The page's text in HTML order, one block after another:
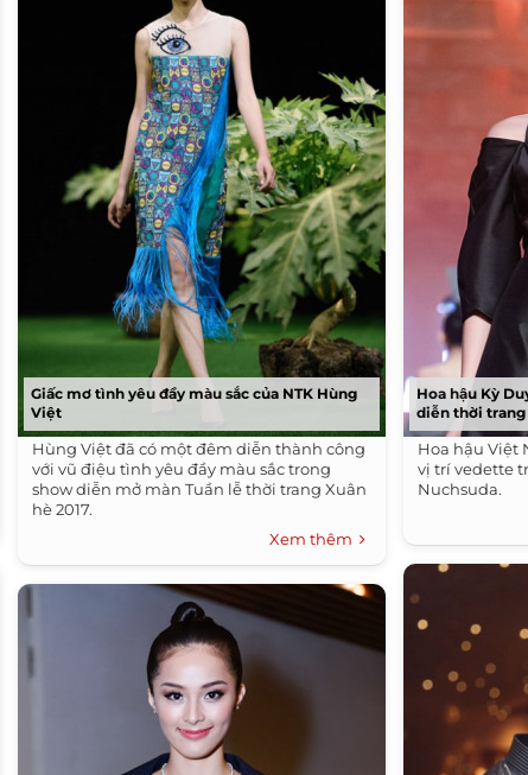
Giấc mơ tình yêu đầy màu sắc của NTK Hùng
Việt
Hùng Việt đã có một đêm diễn thành công
với vũ điệu tình yêu đầy màu sắc trong
show diễn mở màn Tuần lễ thời trang Xuân
hè 2017.
Xem thêm
Hoa hậu Kỳ
diễn thời trang
Hoa hậu Việt
vị trí vedette
Nuchsuda.